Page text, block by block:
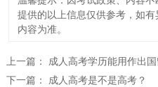
提供的以上信息仅供参考，如
内容为准。
上一篇： 成人高考学历能用作出
下一篇： 成人高考是不是高考？